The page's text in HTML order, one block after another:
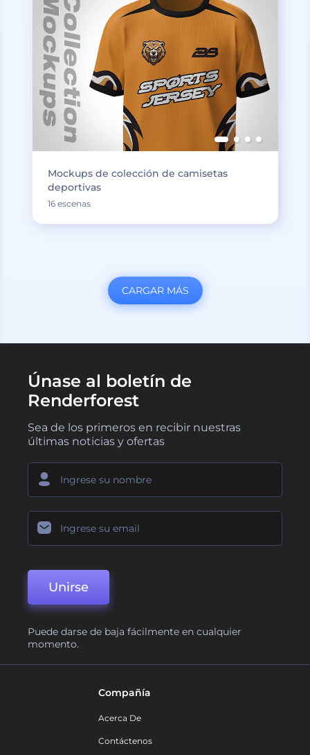
Mockups de colección de camisetas
deportivas
16 escenas
CARGAR MÁS
Únase al boletín de
Renderforest
Sea de los primeros en recibir nuestras
últimas noticias y ofertas
Unirse
Puede darse de baja fácilmente en cualquier
momento.
Compañía
Acerca De
Contáctenos